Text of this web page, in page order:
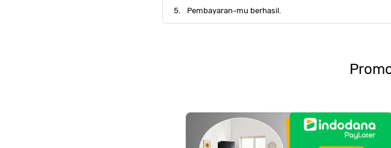
Pembayaran-mu berhasil.